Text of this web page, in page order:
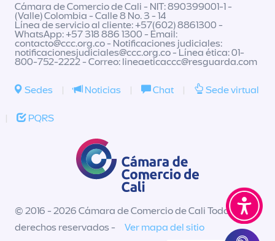
Cámara de Comercio de Cali - NIT: 890399001-1 -
(Valle) Colombia - Calle 8 No. 3 - 14
Línea de servicio al cliente: +57(602) 8861300 -
WhatsApp: +57 318 886 1300 - Email:
contacto@ccc.org.co- Notificaciones judiciales:
notificacionesjudiciales@ccc.org.co- Línea ética: 01-
800-752-2222 - Correo: lineaeticaccc@resguarda.com
Sedes | Noticias | Chat | Sede virtual
| PQRS
© 2016 - 2026 Cámara de Comercio de Cali Todos los
derechos reservados -
Ver mapa del sitio